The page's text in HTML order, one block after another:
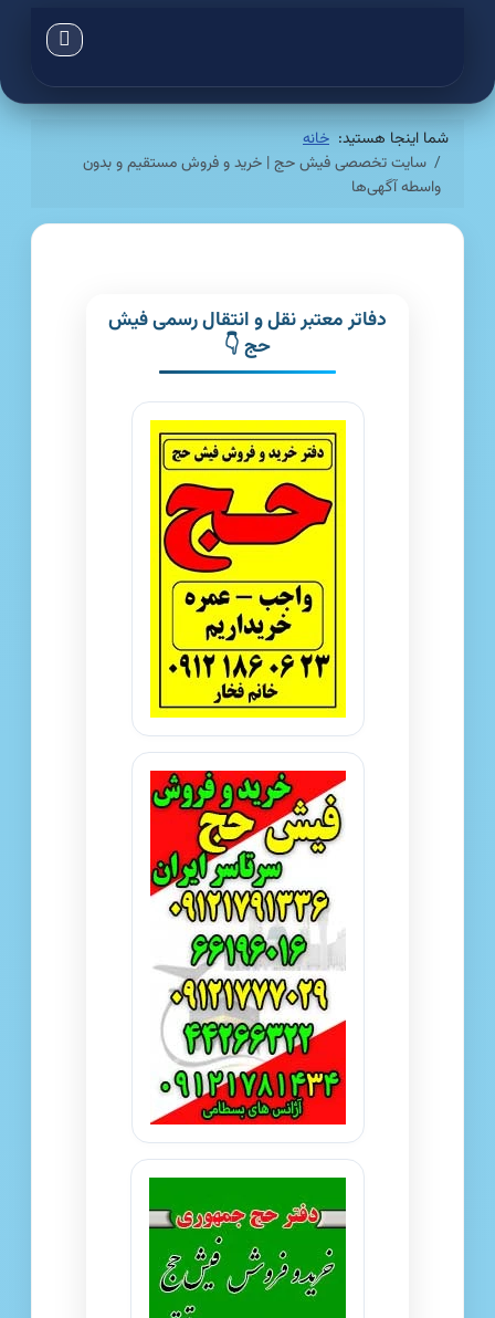
شما اینجا هستید: خانه
سایت تخصصی فیش حج | خرید و فروش مستقیم و بدون
واسطه آگهی‌ها
دفاتر معتبر نقل و انتقال رسمی فیش
حج 👇